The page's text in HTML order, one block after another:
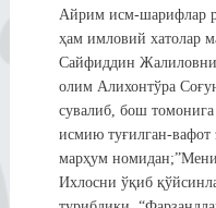
Айрим исм-шарифлар
ҳам имловий хатолар
Сайфиддин
олим Алихонтўра
сувалиб, бош
исмию туғилган-вафот
марҳум номидан;”Мени
Ихлосни ўқиб